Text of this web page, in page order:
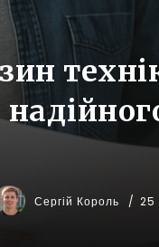
Сергій Король 25